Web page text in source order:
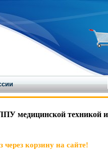
медицинской техникой
корзину на сайте!